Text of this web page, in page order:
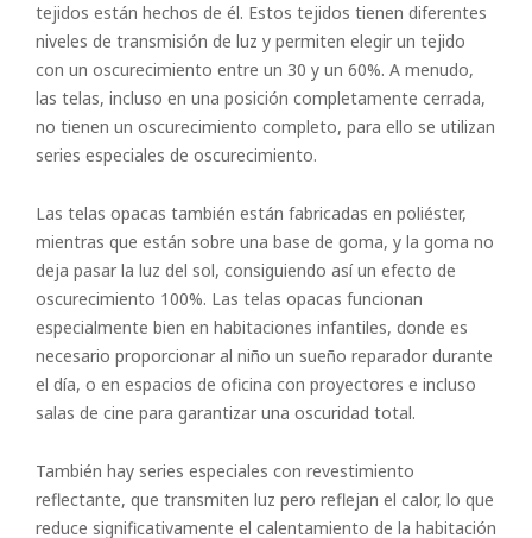
tejidos están hechos de él. Estos tejidos tienen diferentes
niveles de transmisión de luz y permiten elegir un tejido
con un oscurecimiento entre un 30 y un 60%. A menudo,
las telas, incluso en una posición completamente cerrada,
no tienen un oscurecimiento completo, para ello se utilizan
series especiales de oscurecimiento.
Las telas opacas también están fabricadas en poliéster,
mientras que están sobre una base de goma, y ​​​​la goma no
deja pasar la luz del sol, consiguiendo así un efecto de
oscurecimiento 100%. Las telas opacas funcionan
especialmente bien en habitaciones infantiles, donde es
necesario proporcionar al niño un sueño reparador durante
el día, o en espacios de oficina con proyectores e incluso
salas de cine para garantizar una oscuridad total.
También hay series especiales con revestimiento
reflectante, que transmiten luz pero reflejan el calor, lo que
reduce significativamente el calentamiento de la habitación